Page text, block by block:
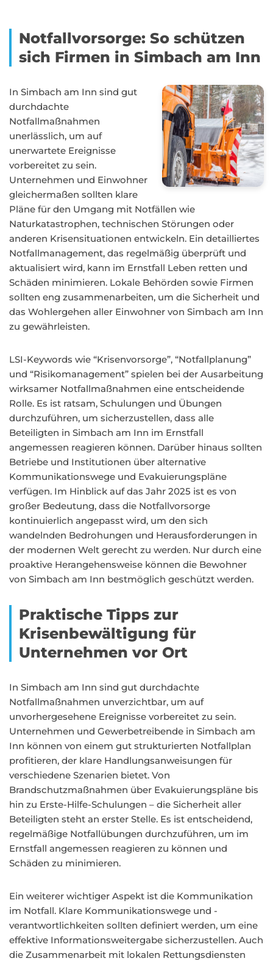
Notfallvorsorge: So schützen
sich Firmen in Simbach am Inn
In Simbach am Inn sind gut
durchdachte
Notfallmaßnahmen
unerlässlich, um auf
unerwartete Ereignisse
vorbereitet zu sein.
Unternehmen und Einwohner
gleichermaßen sollten klare
Pläne für den Umgang mit Notfällen wie
Naturkatastrophen, technischen Störungen oder
anderen Krisensituationen entwickeln. Ein detailliertes
Notfallmanagement, das regelmäßig überprüft und
aktualisiert wird, kann im Ernstfall Leben retten und
Schäden minimieren. Lokale Behörden sowie Firmen
sollten eng zusammenarbeiten, um die Sicherheit und
das Wohlergehen aller Einwohner von Simbach am Inn
zu gewährleisten.
LSI-Keywords wie “Krisenvorsorge”, “Notfallplanung”
und “Risikomanagement” spielen bei der Ausarbeitung
wirksamer Notfallmaßnahmen eine entscheidende
Rolle. Es ist ratsam, Schulungen und Übungen
durchzuführen, um sicherzustellen, dass alle
Beteiligten in Simbach am Inn im Ernstfall
angemessen reagieren können. Darüber hinaus sollten
Betriebe und Institutionen über alternative
Kommunikationswege und Evakuierungspläne
verfügen. Im Hinblick auf das Jahr 2025 ist es von
großer Bedeutung, dass die Notfallvorsorge
kontinuierlich angepasst wird, um den sich
wandelnden Bedrohungen und Herausforderungen in
der modernen Welt gerecht zu werden. Nur durch eine
proaktive Herangehensweise können die Bewohner
von Simbach am Inn bestmöglich geschützt werden.
Praktische Tipps zur
Krisenbewältigung für
Unternehmen vor Ort
In Simbach am Inn sind gut durchdachte
Notfallmaßnahmen unverzichtbar, um auf
unvorhergesehene Ereignisse vorbereitet zu sein.
Unternehmen und Gewerbetreibende in Simbach am
Inn können von einem gut strukturierten Notfallplan
profitieren, der klare Handlungsanweisungen für
verschiedene Szenarien bietet. Von
Brandschutzmaßnahmen über Evakuierungspläne bis
hin zu Erste-Hilfe-Schulungen – die Sicherheit aller
Beteiligten steht an erster Stelle. Es ist entscheidend,
regelmäßige Notfallübungen durchzuführen, um im
Ernstfall angemessen reagieren zu können und
Schäden zu minimieren.
Ein weiterer wichtiger Aspekt ist die Kommunikation
im Notfall. Klare Kommunikationswege und -
verantwortlichkeiten sollten definiert werden, um eine
effektive Informationsweitergabe sicherzustellen. Auch
die Zusammenarbeit mit lokalen Rettungsdiensten